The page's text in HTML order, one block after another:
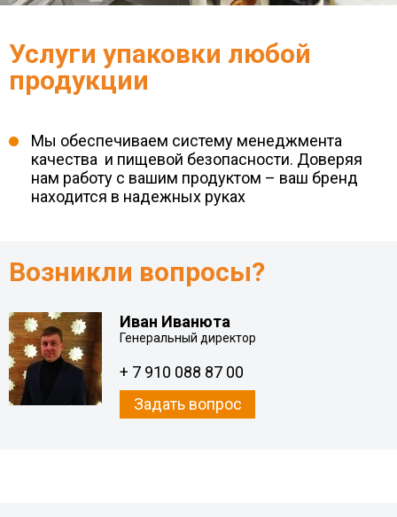
Услуги упаковки любой
продукции
Мы обеспечиваем систему менеджмента
качества и пищевой безопасности. Доверяя
нам работу с вашим продуктом – ваш бренд
находится в надежных руках
Возникли вопросы?
Иван Иванюта
Генеральный директор
+ 7 910 088 87 00
Задать вопрос